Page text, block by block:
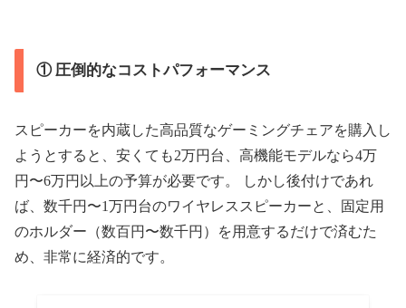
① 圧倒的なコストパフォーマンス
スピーカーを内蔵した高品質なゲーミングチェアを購入し
ようとすると、安くても2万円台、高機能モデルなら4万
円〜6万円以上の予算が必要です。 しかし後付けであれ
ば、数千円〜1万円台のワイヤレススピーカーと、固定用
のホルダー（数百円〜数千円）を用意するだけで済むた
め、非常に経済的です。